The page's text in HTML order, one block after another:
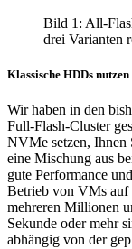
Bild 1: All-
drei Varianten
Klassische HDDs nutzen
Wir haben in den
Full-Flash-Cluster
NVMe setzen, Ihnen
eine Mischung aus
gute Performance
Betrieb von VMs auf
mehreren Millionen
Sekunde oder mehr
abhängig von der